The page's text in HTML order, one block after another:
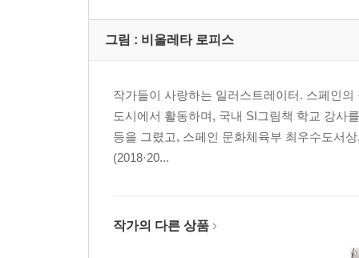
그림 : 비올레타 로피스
작가들이 사랑하는 일러스트레이터. 스페인
도시에서 활동하며, 국내 SI그림책 학교 강사
등을 그렸고, 스페인 문화체육부 최우수도서
(2018·20...
작가의 다른 상품